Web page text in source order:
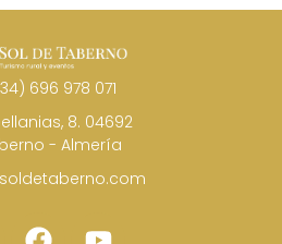
696 978 071
8. 04692
- Almería